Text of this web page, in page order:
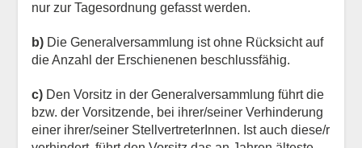
nur zur Tagesordnung gefasst werden.
b)Die Generalversammlung ist ohne Rücksicht auf
die Anzahl der Erschienenen beschlussfähig.
c)Den Vorsitz in der Generalversammlung führt die
bzw. der Vorsitzende, bei ihrer/seiner Verhinderung
einer ihrer/seiner StellvertreterInnen. Ist auch diese/r